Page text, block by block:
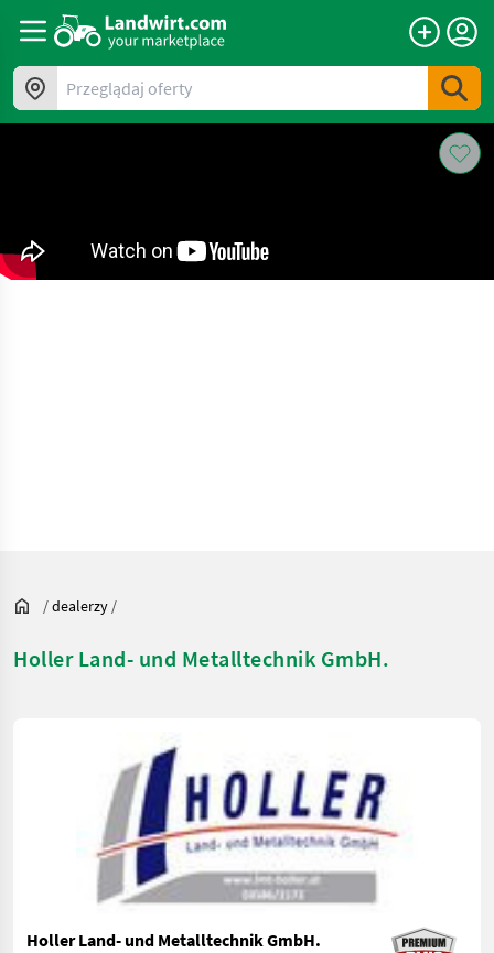
Przeglądaj oferty
/dealerzy /
Holler Land- und Metalltechnik GmbH.
Holler Land- und Metalltechnik GmbH.